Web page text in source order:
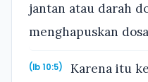
jantan atau darah
menghapuskan
(Ib 10:5)
Karena itu